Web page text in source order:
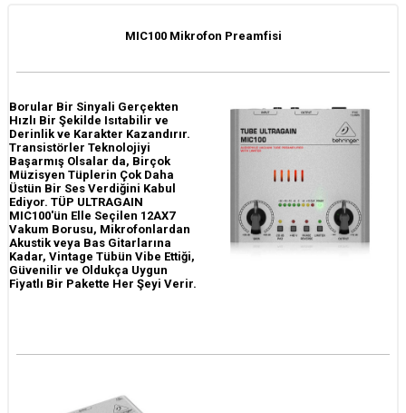
MIC100 Mikrofon Preamfisi
Borular Bir Sinyali Gerçekten
Hızlı Bir Şekilde Isıtabilir ve
Derinlik ve Karakter Kazandırır.
Transistörler Teknolojiyi
Başarmış Olsalar da, Birçok
Müzisyen Tüplerin Çok Daha
Üstün Bir Ses Verdiğini Kabul
Ediyor. TÜP ULTRAGAIN
MIC100'ün Elle Seçilen 12AX7
Vakum Borusu, Mikrofonlardan
Akustik veya Bas Gitarlarına
Kadar, Vintage Tübün Vibe Ettiği,
Güvenilir ve Oldukça Uygun
Fiyatlı Bir Pakette Her Şeyi Verir.